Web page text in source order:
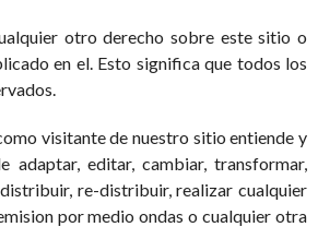
otro derecho sobre este sitio o
en el. Esto significa que todos los
visitante de nuestro sitio entiende y
adaptar, editar, cambiar, transformar,
re-distribuir, realizar cualquier
por medio ondas o cualquier otra